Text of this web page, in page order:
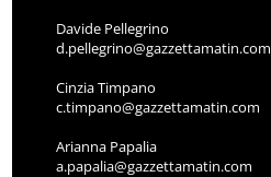
Davide Pellegrino
d.pellegrino@gazzettamatin.com
Cinzia Timpano
c.timpano@gazzettamatin.com
Arianna Papalia
a.papalia@gazzettamatin.com